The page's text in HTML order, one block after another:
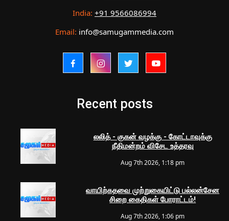
India: +91 9566086994
Email: info@samugammedia.com
Recent posts
லலித் - குகன் வழக்கு - கோட்டாவுக்கு
நீதிமன்றம் விசேட உத்தரவு
Aug 7th 2026, 1:18 pm
வாயிற்கதவை முற்றுகையிட்டு பல்லன்சேன
சிறை கைதிகள் போராட்டம்!
Aug 7th 2026, 1:06 pm